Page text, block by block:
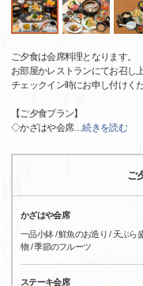
ご夕食は会席料理となります。
お部屋かレストランにてお召し
チェックイン時にお申し付けくだ
【ご夕食プラン】
◇かざはや会席…続きを読む
ご
かざはや会席
一品小鉢 / 鮮魚のお造り / 天ぷら
物 / 季節のフルーツ
ステーキ会席